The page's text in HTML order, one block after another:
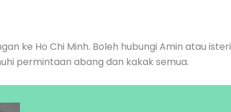
ke Ho Chi Minh. Boleh hubungi Amin atau isteri
permintaan abang dan kakak semua.